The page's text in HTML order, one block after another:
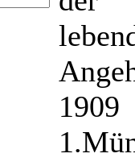
1909